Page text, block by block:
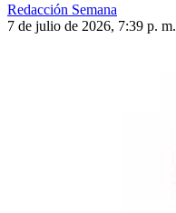
Redacción Semana
7 de julio de 2026, 7:39 p. m.